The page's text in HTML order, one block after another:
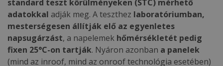
standard teszt körülményeken (STC) mérhető
adatokkal adják meg. A teszthez laboratóriumban,
mesterségesen állítják elő az egyenletes
napsugárzást, a napelemek hőmérsékletét pedig
fixen 25°C-on tartják. Nyáron azonban a panelek
(mind az inroof, mind az onroof technológia esetében)